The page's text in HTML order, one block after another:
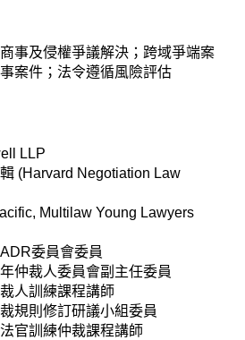
事及侵權爭議解決；跨域爭端案
案件；法令遵循風險評估
LLP
(Harvard Negotiation Law
Multilaw Young Lawyers
委員會委員
仲裁人委員會副主任委員
人訓練課程講師
規則修訂研議小組委員
官訓練仲裁課程講師